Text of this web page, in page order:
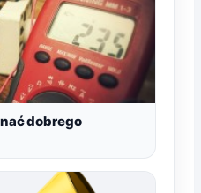
dobrego